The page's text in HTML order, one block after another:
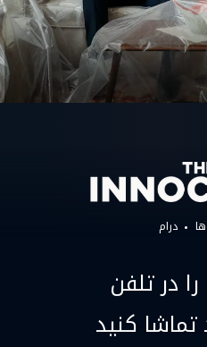
درام
HilalPlay را در تلفن
کنید